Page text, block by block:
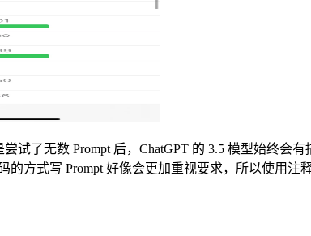
试了无数 Prompt 后，ChatGPT 的 3.5 模型始终会
的方式写 Prompt 好像会更加重视要求，所以使用注